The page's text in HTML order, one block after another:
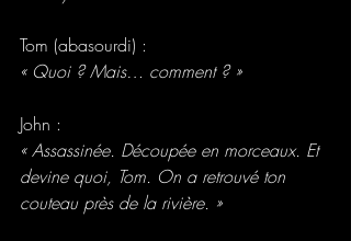
Tom (abasourdi) :
« Quoi ? Mais… comment ? »
John :
« Assassinée. Découpée en morceaux. Et
devine quoi, Tom. On a retrouvé ton
couteau près de la rivière. »